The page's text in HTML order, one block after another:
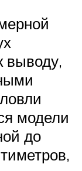
выводу,
модели
до